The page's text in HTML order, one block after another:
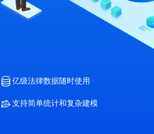
亿级法律数据随时使用
支持简单统计和复杂建模